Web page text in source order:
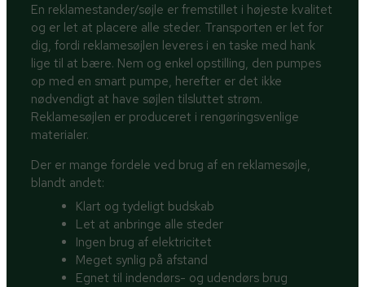
En reklamestander/søjle er fremstillet i højeste kvalitet
og er let at placere alle steder. Transporten er let for
dig, fordi reklamesøjlen leveres i en taske med hank
lige til at bære. Nem og enkel opstilling, den pumpes
op med en smart pumpe, herefter er det ikke
nødvendigt at have søjlen tilsluttet strøm.
Reklamesøjlen er produceret i rengøringsvenlige
materialer.
Der er mange fordele ved brug af en reklamesøjle,
blandt andet:
Klart og tydeligt budskab
Let at anbringe alle steder
Ingen brug af elektricitet
Meget synlig på afstand
Egnet til indendørs- og udendørs brug